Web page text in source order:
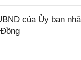
của Ủy ban